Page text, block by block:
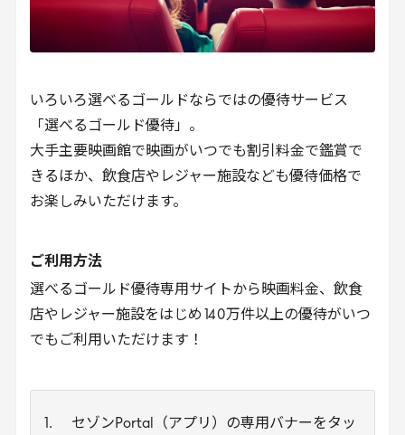
いろいろ選べるゴールドならではの優待サービス
「選べるゴールド優待」。
大手主要映画館で映画がいつでも割引料金で鑑賞で
きるほか、飲食店やレジャー施設なども優待価格で
お楽しみいただけます。
ご利用方法
選べるゴールド優待専用サイトから映画料金、飲食
店やレジャー施設をはじめ 140万件以上の優待がいつ
でもご利用いただけます！
セゾンPortal（アプリ）の専用バナーをタッ